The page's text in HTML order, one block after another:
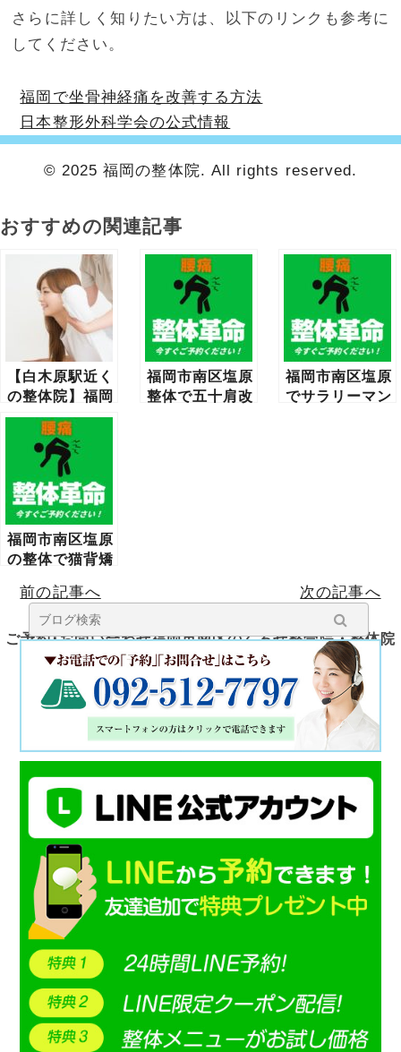
さらに詳しく知りたい方は、以下のリンクも参考に
してください。
福岡で坐骨神経痛を改善する方法
日本整形外科学会の公式情報
© 2025 福岡の整体院. All rights reserved.
おすすめの関連記事
【白木原駅近く
の整体院】福岡
市南区塩原のく
ろせ整体院
福岡市南区塩原
整体で五十肩改
福岡市南区塩原
でサラリーマン
福岡市南区塩原
の整体で猫背矯
理由と効果的な
施術方法
前の記事へ 次の記事へ
ご予約･お問い合わせ福岡市南区のくろせ整骨院・整体院